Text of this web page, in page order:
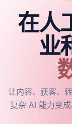
在人
业
让内容、获客、
复杂 AI 能力变